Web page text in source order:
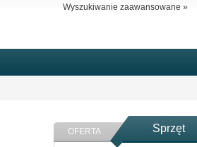
Wyszukiwanie zaawansowane »
OFERTA Sprzęt